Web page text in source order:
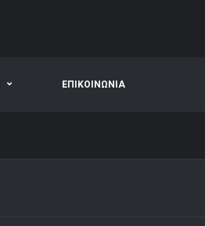
ΕΠΙΚΟΙΝΩΝΙΑ